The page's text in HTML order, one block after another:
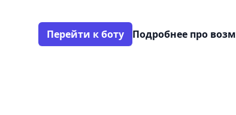
Перейти к боту Подробнее про